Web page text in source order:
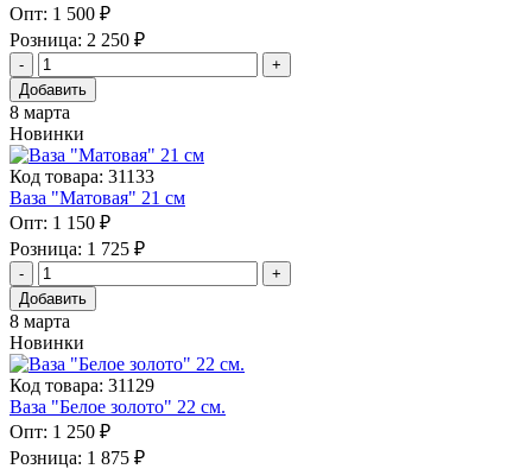
Опт: 1 500 ₽
Розница: 2 250 ₽
Добавить
8 марта
Новинки
Код товара: 31133
Ваза "Матовая" 21 см
Опт: 1 150 ₽
Розница: 1 725 ₽
Добавить
8 марта
Новинки
Код товара: 31129
Ваза "Белое золото" 22 см.
Опт: 1 250 ₽
Розница: 1 875 ₽